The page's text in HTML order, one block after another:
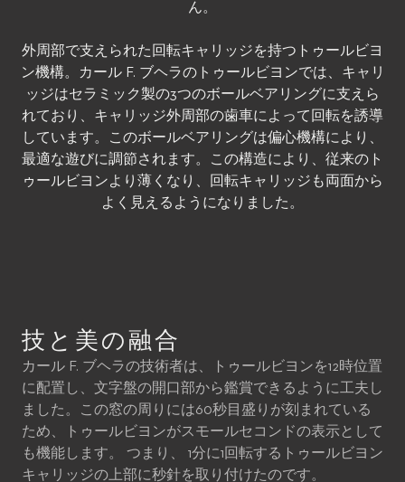
ん。
外周部で支えられた回転キャリッジを持つトゥールビヨ
ン機構。カール F. ブヘラのトゥールビヨンでは、キャリ
ッジはセラミック製の3つのボールベアリングに支えら
れており、キャリッジ外周部の歯車によって回転を誘導
しています。このボールベアリングは偏心機構により、
最適な遊びに調節されます。この構造により、従来のト
ゥールビヨンより薄くなり、回転キャリッジも両面から
よく見えるようになりました。
技と美の融合
カール F. ブヘラの技術者は、トゥールビヨンを12時位置
に配置し、文字盤の開口部から鑑賞できるように工夫し
ました。この窓の周りには60秒目盛りが刻まれている
ため、トゥールビヨンがスモールセコンドの表示として
も機能します。 つまり、 1分に1回転するトゥールビヨン
キャリッジの上部に秒針を取り付けたのです。